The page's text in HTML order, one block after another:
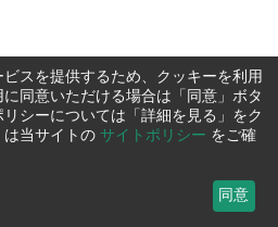
スを提供するため、クッキーを利用
同意いただける場合は「同意」ボタ
シーについては「詳細を見る」をク
は当サイトの サイトポリシー をご確
同意